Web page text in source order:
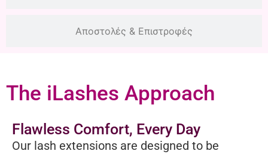
Αποστολές & Επιστροφές
The iLashes Approach
Flawless Comfort, Every Day
Our lash extensions are designed to be